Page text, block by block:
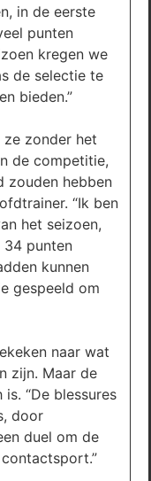
in de eerste
punten
kregen we
de selectie te
bieden.”
zonder het
de competitie,
zouden hebben
“Ik ben
het seizoen,
punten
kunnen
gespeeld om
naar wat
zijn. Maar de
“De blessures
door
duel om de